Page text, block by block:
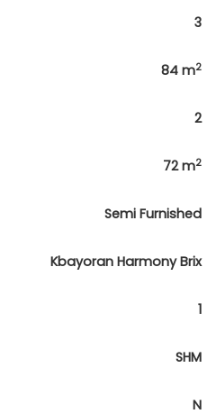
3
84 m2
2
72m2
Semi Furnished
Kbayoran Harmony Brix
1
SHM
N